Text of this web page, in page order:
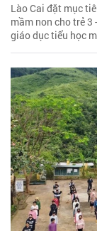
Lào Cai đặt mục
mầm non cho trẻ 3
giáo dục tiểu học